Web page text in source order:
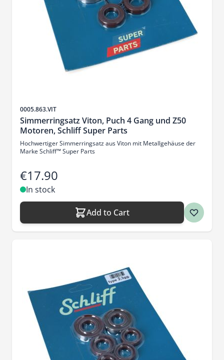
Sku
0005.863.VIT
Simmerringsatz Viton, Puch 4 Gang und Z50
Motoren, Schliff Super Parts
Hochwertiger Simmerringsatz aus Viton mit Metallgehäuse der
Marke Schliff™ Super Parts
€17.90
In stock
Add to Cart